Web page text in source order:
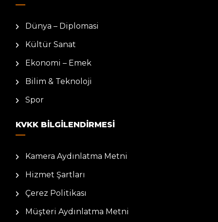
Dünya – Diplomasi
Kültür Sanat
Ekonomi – Emek
Bilim & Teknoloji
Spor
KVKK BILGILENDIRMESI
Kamera Aydınlatma Metni
Hizmet Şartları
Çerez Politikası
Müşteri Aydınlatma Metni